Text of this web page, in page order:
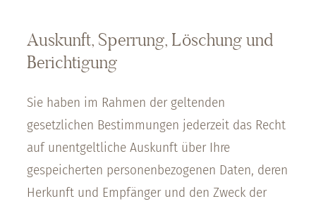
Auskunft, Sperrung, Löschung und
Berichtigung
Sie haben im Rahmen der geltenden
gesetzlichen Bestimmungen jederzeit das Recht
auf unentgeltliche Auskunft über Ihre
gespeicherten personenbezogenen Daten, deren
Herkunft und Empfänger und den Zweck der